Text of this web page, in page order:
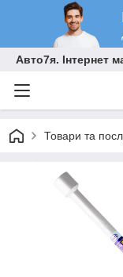
Авто7я. Інтернет
Товари та